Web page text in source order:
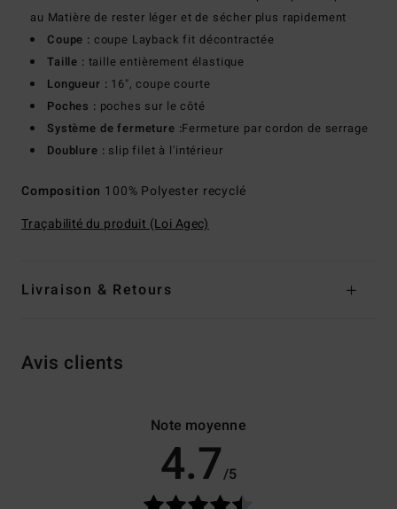
au Matière de rester léger et de sécher plus rapidement
Coupe : coupe Layback fit décontractée
Taille : taille entièrement élastique
Longueur : 16", coupe courte
Poches : poches sur le côté
Système de fermeture :Fermeture par cordon de serrage
Doublure : slip filet à l'intérieur
Composition 100% Polyester recyclé
Traçabilité du produit (Loi Agec)
Livraison & Retours
Avis clients
Note moyenne
4.7/5